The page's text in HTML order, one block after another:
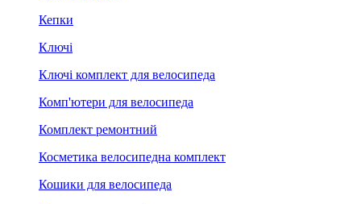
Кепки
Ключі
Ключі комплект для велосипеда
Комп'ютери для велосипеда
Комплект ремонтний
Косметика велосипедна комплект
Кошики для велосипеда